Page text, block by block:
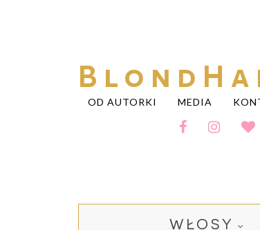
OD AUTORKI MEDIA
WŁOSY